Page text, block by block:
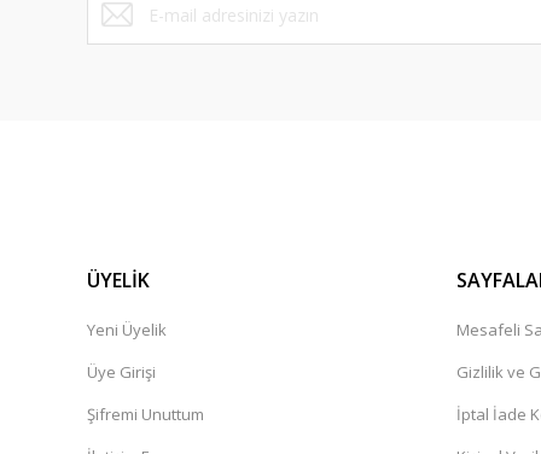
ÜYELİK
Yeni Üyelik
Üye Girişi
Şifremi Unuttum
Mesafeli
Gizlilik ve
İptal İade